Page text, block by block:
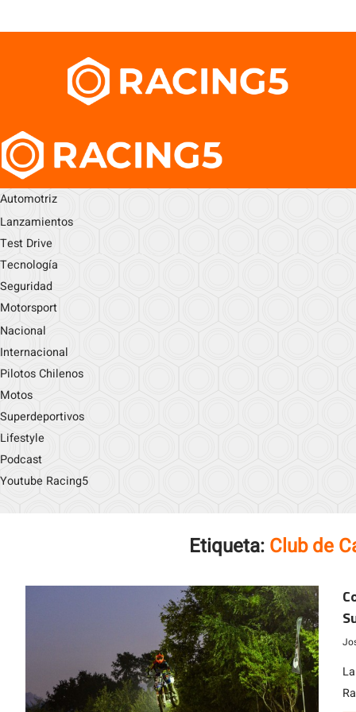
Automotriz
Lanzamientos
Test Drive
Tecnología
Seguridad
Motorsport
Nacional
Internacional
Pilotos Chilenos
Motos
Superdeportivos
Lifestyle
Podcast
Youtube Racing5
Etiqueta: Club de